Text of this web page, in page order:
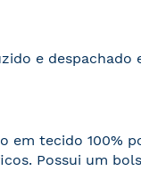
e despachado
em tecido 100%
Possui um